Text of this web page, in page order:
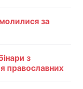
за
з
православних